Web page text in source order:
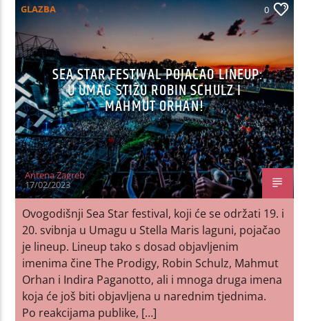
GLAZBA 0
SEA STAR FESTIVAL POJAČAO LINEUP:
U UMAG STIŽU ROBIN SCHULZ I
MAHMUT ORHAN!
Antena Zagreb
17/02/2023
Ovogodišnji Sea Star festival, koji će se održati 19. i
20. svibnja u Umagu u Stella Maris laguni, pojačao
je lineup. Lineup tako s dosad objavljenim
imenima čine The Prodigy, Robin Schulz, Mahmut
Orhan i Indira Paganotto, ali i mnoga druga imena
koja će još biti objavljena u narednim tjednima.
Po reakcijama publike, […]